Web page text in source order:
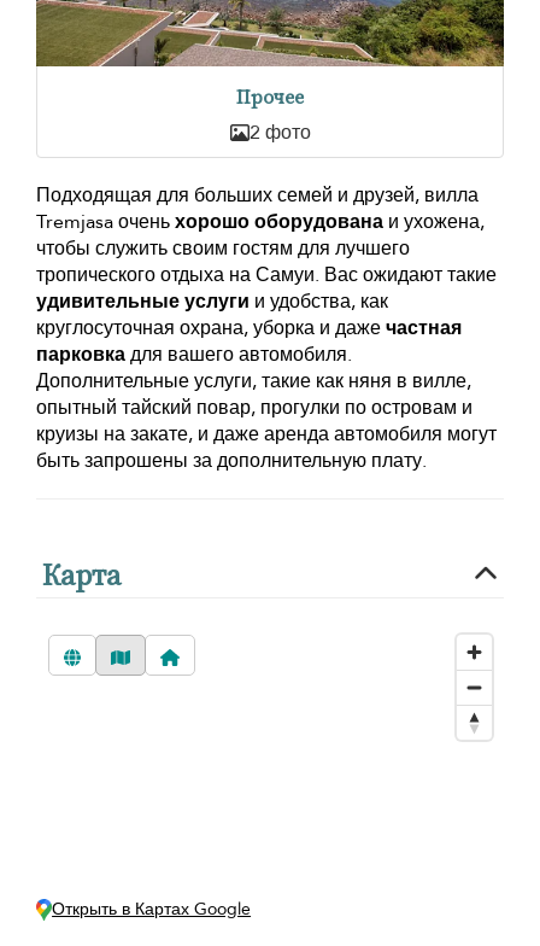
Прочее
2 фото
Подходящая для больших семей и друзей, вилла
Tremjasa оченьхорошо оборудована и ухожена,
чтобы служить своим гостям для лучшего
тропического отдыха на Самуи. Вас ожидают такие
удивительные услуги и удобства, как
круглосуточная охрана, уборка и дажечастная
парковкадля вашего автомобиля.
Дополнительные услуги, такие как няня в вилле,
опытный тайский повар, прогулки по островам и
круизы на закате, и даже аренда автомобиля могут
быть запрошены за дополнительную плату.
Карта
Открыть в Картах Google